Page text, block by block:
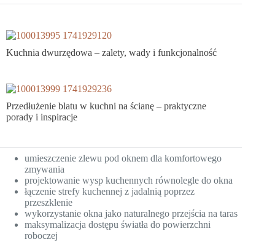
Kuchnia dwurzędowa – zalety, wady i funkcjonalność
Przedłużenie blatu w kuchni na ścianę – praktyczne
porady i inspiracje
umieszczenie zlewu pod oknem dla komfortowego
zmywania
projektowanie wysp kuchennych równolegle do okna
łączenie strefy kuchennej z jadalnią poprzez
przeszklenie
wykorzystanie okna jako naturalnego przejścia na taras
maksymalizacja dostępu światła do powierzchni
roboczej